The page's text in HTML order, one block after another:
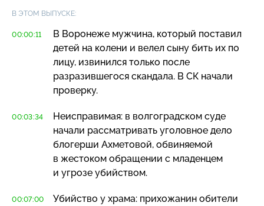
В ЭТОМ ВЫПУСКЕ:
00:00:11
В Воронеже мужчина, который поставил
детей на колени и велел сыну бить их по
лицу, извинился только после
разразившегося скандала. В СК начали
проверку.
00:03:34
Неисправимая: в волгоградском суде
начали рассматривать уголовное дело
блогерши Ахметовой, обвиняемой
в жестоком обращении с младенцем
и угрозе убийством.
00:07:00
Убийство у храма: прихожанин обители